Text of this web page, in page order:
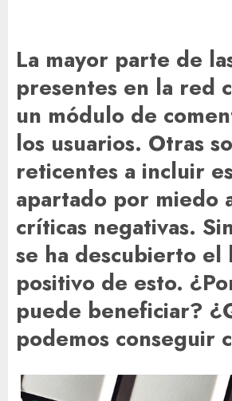
La mayor parte de
presentes en la red
un módulo de
los usuarios. Otras
reticentes a incluir
apartado por miedo
críticas negativas.
se ha descubierto el
positivo de esto.
puede beneficiar?
podemos conseguir